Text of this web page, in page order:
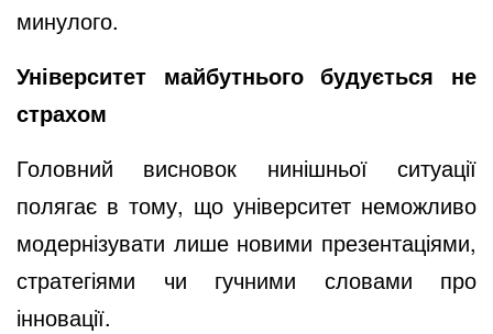
минулого.
Університет майбутнього будується не
страхом
Головний висновок нинішньої ситуації
полягає в тому, що університет неможливо
модернізувати лише новими презентаціями,
стратегіями чи гучними словами про
інновації.